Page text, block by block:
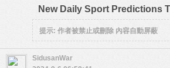
New Daily Sport Predictions
提示: 作者被禁止或刪除 內容自動屏蔽
SidusanWar